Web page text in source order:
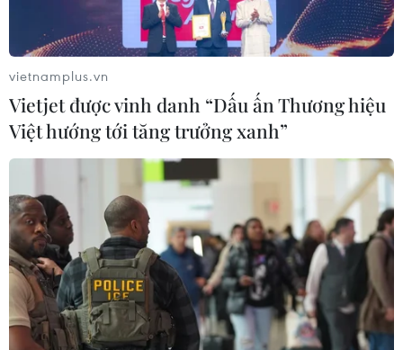
vietnamplus.vn
Vietjet được vinh danh “Dấu ấn Thương hiệu
Việt hướng tới tăng trưởng xanh”